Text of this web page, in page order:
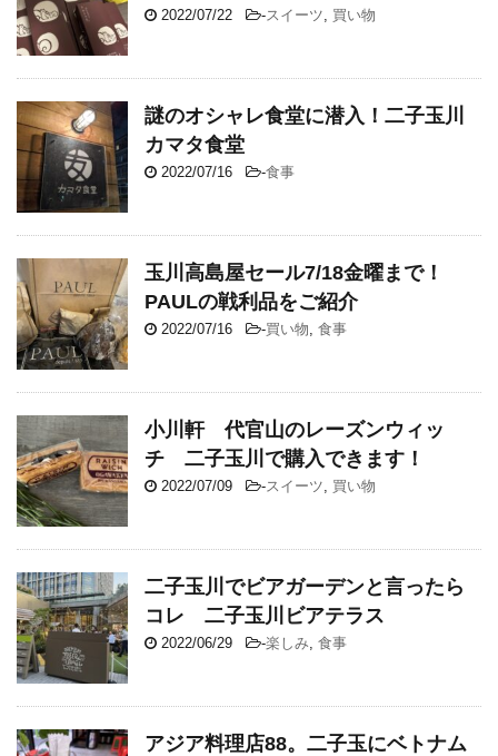
2022/07/22 -スイーツ, 買い物
謎のオシャレ食堂に潜入！二子玉川
カマタ食堂
2022/07/16 -食事
玉川高島屋セール7/18金曜まで！
PAULの戦利品をご紹介
2022/07/16 -買い物, 食事
小川軒 代官山のレーズンウィッ
チ 二子玉川で購入できます！
2022/07/09 -スイーツ, 買い物
二子玉川でビアガーデンと言ったら
コレ 二子玉川ビアテラス
2022/06/29 -楽しみ, 食事
アジア料理店88。二子玉にベトナム